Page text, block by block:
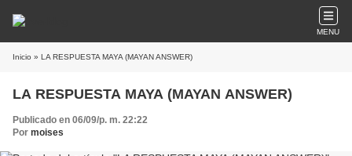
MENU
Inicio » LA RESPUESTA MAYA (MAYAN ANSWER)
LA RESPUESTA MAYA (MAYAN ANSWER)
Publicado en 06/09/p. m. 22:22
Por moises